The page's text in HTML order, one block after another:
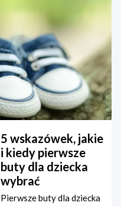
5 wskazówek, jakie
i kiedy pierwsze
buty dla dziecka
wybrać
Pierwsze buty dla dziecka